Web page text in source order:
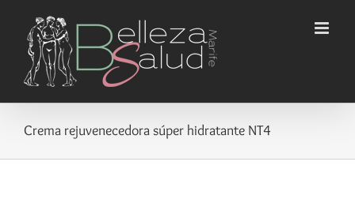
contenido
Crema rejuvenecedora súper hidratante NT4